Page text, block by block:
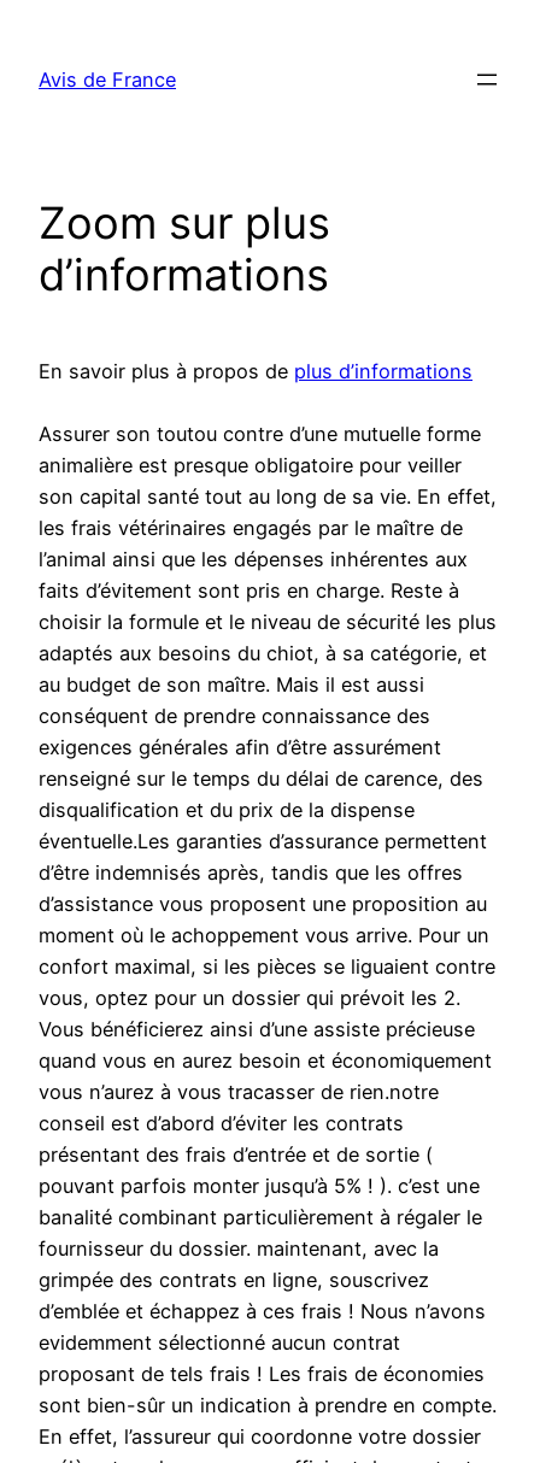
contenu
Avis de France
Zoom sur plus
d’informations
En savoir plus à propos de plus d’informations
Assurer son toutou contre d’une mutuelle forme
animalière est presque obligatoire pour veiller
son capital santé tout au long de sa vie. En effet,
les frais vétérinaires engagés par le maître de
l’animal ainsi que les dépenses inhérentes aux
faits d’évitement sont pris en charge. Reste à
choisir la formule et le niveau de sécurité les plus
adaptés aux besoins du chiot, à sa catégorie, et
au budget de son maître. Mais il est aussi
conséquent de prendre connaissance des
exigences générales afin d’être assurément
renseigné sur le temps du délai de carence, des
disqualification et du prix de la dispense
éventuelle.Les garanties d’assurance permettent
d’être indemnisés après, tandis que les offres
d’assistance vous proposent une proposition au
moment où le achoppement vous arrive. Pour un
confort maximal, si les pièces se liguaient contre
vous, optez pour un dossier qui prévoit les 2.
Vous bénéficierez ainsi d’une assiste précieuse
quand vous en aurez besoin et économiquement
vous n’aurez à vous tracasser de rien.notre
conseil est d’abord d’éviter les contrats
présentant des frais d’entrée et de sortie (
pouvant parfois monter jusqu’à 5% ! ). c’est une
banalité combinant particulièrement à régaler le
fournisseur du dossier. maintenant, avec la
grimpée des contrats en ligne, souscrivez
d’emblée et échappez à ces frais ! Nous n’avons
evidemment sélectionné aucun contrat
proposant de tels frais ! Les frais de économies
sont bien-sûr un indication à prendre en compte.
En effet, l’assureur qui coordonne votre dossier